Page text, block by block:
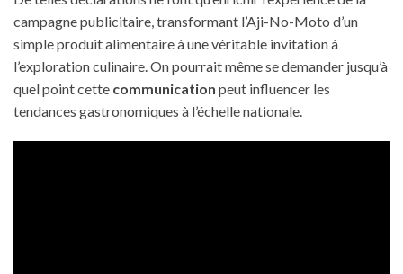
campagne publicitaire, transformant l’Aji-No-Moto d’un
simple produit alimentaire à une véritable invitation à
l’exploration culinaire. On pourrait même se demander jusqu’à
quel point cette communication peut influencer les
tendances gastronomiques à l’échelle nationale.